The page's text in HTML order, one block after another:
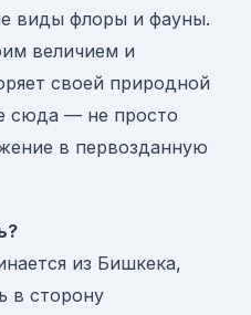
виды флоры и фауны.
величием и
своей природной
сюда — не просто
в первозданную
из Бишкека,
в сторону